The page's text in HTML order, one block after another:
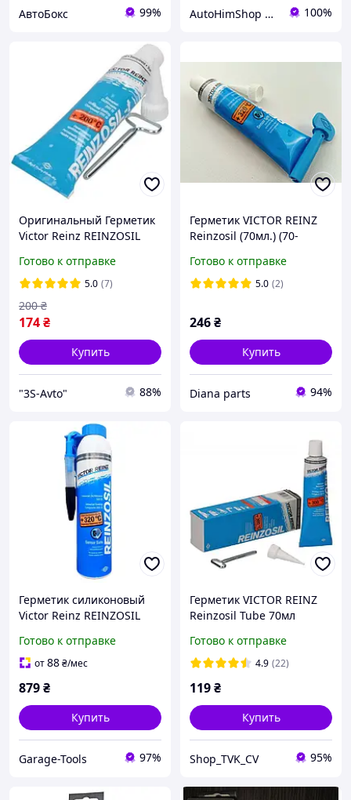
АвтоБокс 99% AutoHimShop интернет-магазин автохимии 100%
Оригинальный Герметик
Victor Reinz REINZOSIL
автомобильный
оригинальный Victor
Reinz
Готово к отправке
5.0 (7)
174₴
200 ₴
Купить
"3S-Avto" 88%
Герметик VICTOR REINZ
Reinzosil (70мл.) (70-
ОРИГИНАЛ (D176404A2)
Готово к отправке
5.0 (2)
246₴
Купить
Diana parts 94%
Герметик силиконовый
Victor Reinz REINZOSIL
Готово к отправке
от88₴/мес
879₴
Купить
Garage-Tools 97%
Герметик VICTOR REINZ
Reinzosil Tube 70мл
Готово к отправке
4.9 (22)
119₴
Купить
Shop_TVK_CV 95%